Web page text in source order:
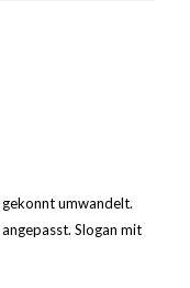
umwandelt.
Slogan mit